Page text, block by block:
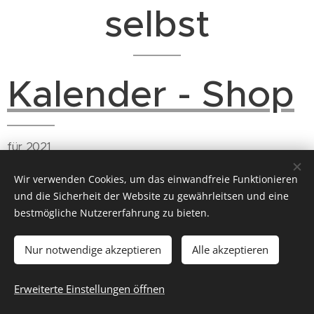
selbst
Kalender - Shop
für 2021
© 2026 ich will wieder raus
Cookies
Wir verwenden Cookies, um das einwandfreie Funktionieren
und die Sicherheit der Website zu gewährleitsen und eine
bestmögliche Nutzererfahrung zu bieten.
Nur notwendige akzeptieren Alle akzeptieren
Erweiterte Einstellungen öffnen